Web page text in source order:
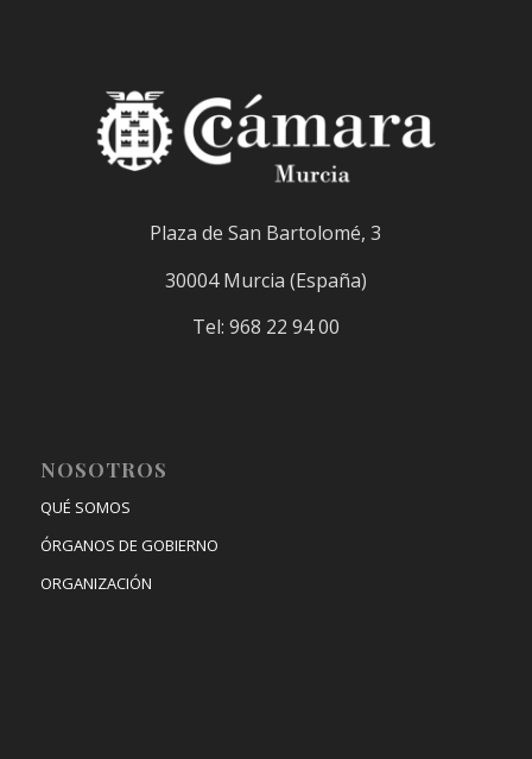
Plaza de San Bartolomé, 3
30004 Murcia (España)
Tel: 968 22 94 00
NOSOTROS
QUÉ SOMOS
ÓRGANOS DE GOBIERNO
ORGANIZACIÓN